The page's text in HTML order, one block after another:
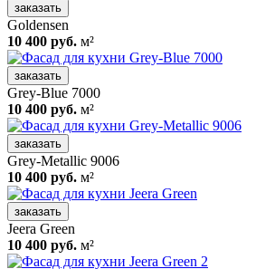
заказать
Goldensen
10 400 руб. м²
заказать
Grey-Blue 7000
10 400 руб. м²
заказать
Grey-Metallic 9006
10 400 руб. м²
заказать
Jeera Green
10 400 руб. м²